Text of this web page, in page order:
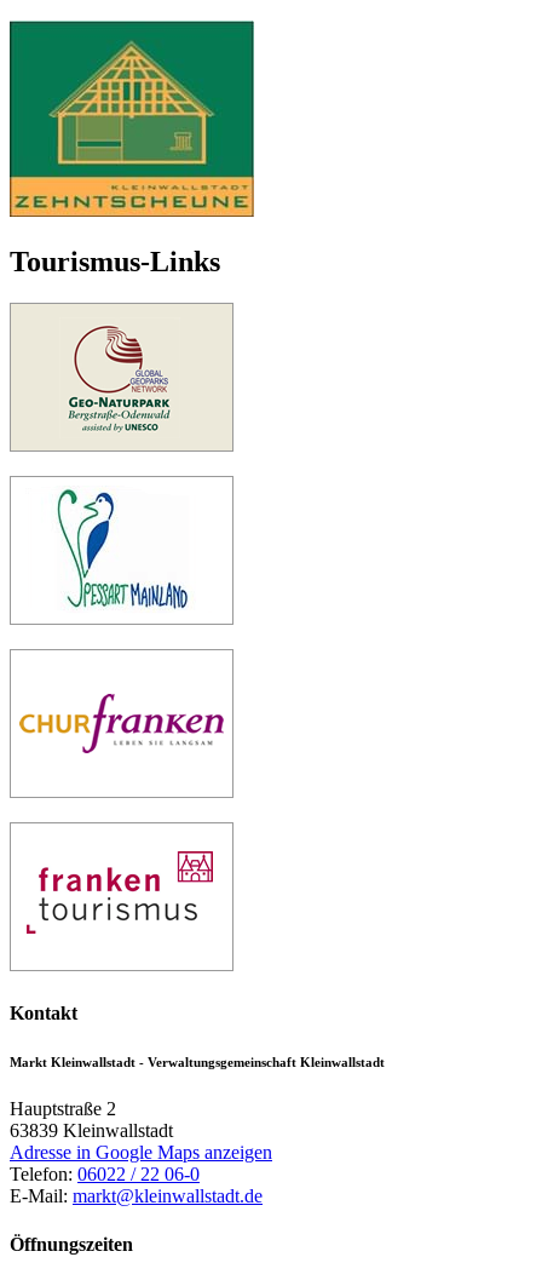
Tourismus-Links
Kontakt
Markt Kleinwallstadt - Verwaltungsgemeinschaft Kleinwallstadt
Hauptstraße 2
63839 Kleinwallstadt
Adresse in Google Maps anzeigen
Telefon: 06022 / 22 06-0
E-Mail: markt@kleinwallstadt.de
Öffnungszeiten